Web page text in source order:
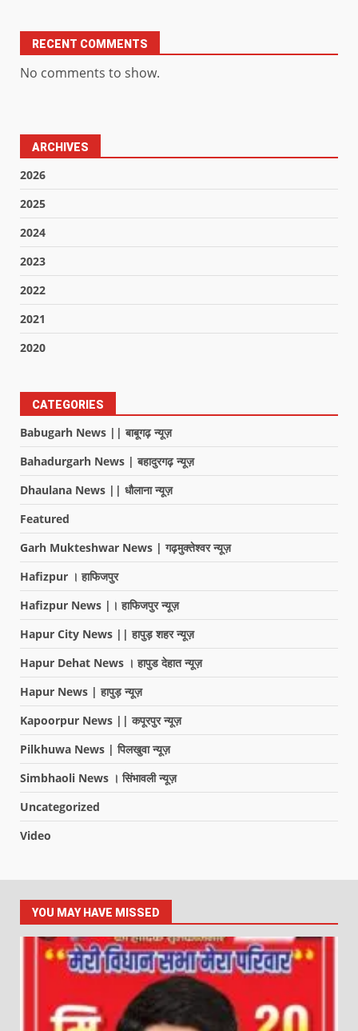
RECENT COMMENTS
No comments to show.
ARCHIVES
2026
2025
2024
2023
2022
2021
2020
CATEGORIES
Babugarh News || बाबूगढ़ न्यूज़
Bahadurgarh News | बहादुरगढ़ न्यूज़
Dhaulana News || धौलाना न्यूज़
Featured
Garh Mukteshwar News | गढ़मुक्तेश्वर न्यूज़
Hafizpur । हाफिजपुर
Hafizpur News |। हाफिजपुर न्यूज़
Hapur City News || हापुड़ शहर न्यूज़
Hapur Dehat News । हापुड देहात न्यूज़
Hapur News | हापुड़ न्यूज़
Kapoorpur News || कपूरपुर न्यूज़
Pilkhuwa News | पिलखुवा न्यूज़
Simbhaoli News । सिंभावली न्यूज़
Uncategorized
Video
YOU MAY HAVE MISSED